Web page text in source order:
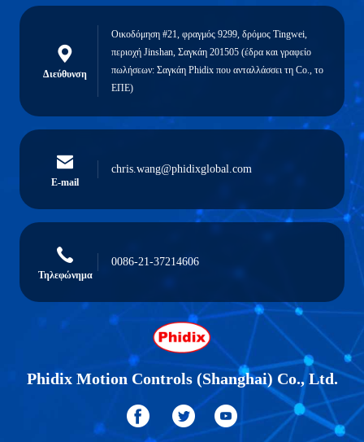
Διεύθυνση
Οικοδόμηση #21, φραγμός 9299, δρόμος Tingwei,
περιοχή Jinshan, Σαγκάη 201505 (έδρα και γραφείο
πωλήσεων: Σαγκάη Phidix που ανταλλάσσει τη Co., το
ΕΠΕ)
E-mail
chris.wang@phidixglobal.com
Τηλεφώνημα
0086-21-37214606
Phidix Motion Controls (Shanghai) Co., Ltd.